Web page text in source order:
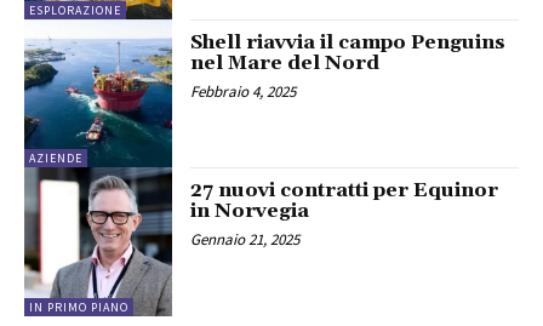
ESPLORAZIONE
AZIENDE
Shell riavvia il campo Penguins
nel Mare del Nord
Febbraio 4, 2025
IN PRIMO PIANO
27 nuovi contratti per Equinor
in Norvegia
Gennaio 21, 2025